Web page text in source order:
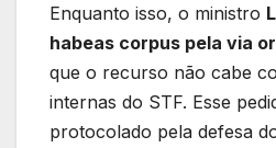
Enquanto isso, o ministro
habeas corpus pela via
que o recurso não cabe
internas do STF. Esse
protocolado pela defesa